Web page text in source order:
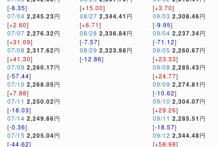
[-8.35]
07/04 2,245.23円
[+2.60]
07/07 2,276.32円
[+31.09]
07/08 2,317.62円
[+41.30]
07/09 2,260.17円
[-57.44]
07/10 2,268.05円
[+7.88]
07/11 2,250.02円
[-18.03]
07/14 2,249.66円
[-0.36]
07/15 2,205.04円
[-44.62]
[+15.00]
08/27 2,344.41 円
[+6.71]
08/28 2,336.84円
[-7.57]
08/29 2,323.98円
[-12.86]
[+3.70]
09/03 2,308.46円
[-9.95]
09/04 2,237.34円
[-71.12]
09/05 2,260.67円
[+23.33]
09/08 2,285.43円
[+24.77]
09/09 2,274.81 円
[-10.62]
09/10 2,304.07円
[+29.26]
09/11 2,285.51 円
[-18.57]
09/12 2,344.48円
[+58.98]